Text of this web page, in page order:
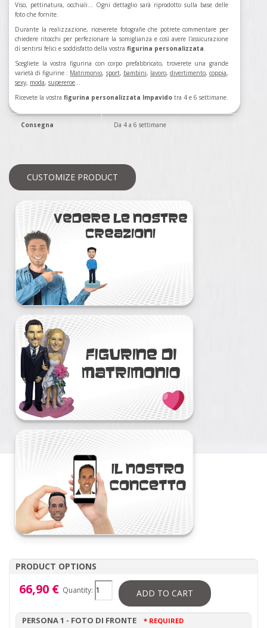
Viso, pettinatura, occhiali... Ogni dettaglio sarà riprodotto sulla base delle
foto che fornite.
Durante la realizzazione, riceverete fotografie che potrete commentare per
chiedere ritocchi per perfezionare la somiglianza e così avere l'assicurazione
di sentirsi felici e soddisfatto della vostra figurina personalizzata.
Scegliete la vostra figurina con corpo prefabbricato, troverete una grande
varietà di figurine : Matrimonio, sport, bambini, lavoro, divertimento,coppia,
sexy, moda, supereroe...
Ricevete la vostra figurina personalizzata Impavido tra 4 e 6 settimane.
Consegna Da 4 a 6 settimane
CUSTOMIZE PRODUCT
PRODUCT OPTIONS
66,90 € Quantity: ADD TO CART
PERSONA 1 - FOTO DI FRONTE * REQUIRED